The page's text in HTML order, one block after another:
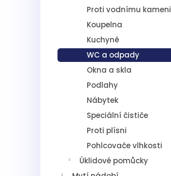
Proti vodnímu kameni
Koupelna
Kuchyně
WC a odpady
Okna a skla
Podlahy
Nábytek
Speciální čističe
Proti plísni
Pohlcovače vlhkosti
Úklidové pomůcky